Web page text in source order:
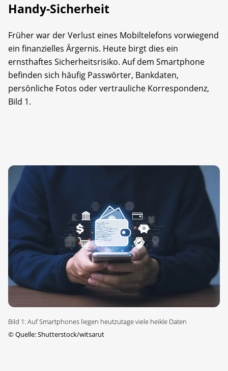
Handy-Sicherheit
Früher war der Verlust eines Mobiltelefons vorwiegend
ein finanzielles Ärgernis. Heute birgt dies ein
ernsthaftes Sicherheitsrisiko. Auf dem Smartphone
befinden sich häufig Passwörter, Bankdaten,
persönliche Fotos oder vertrauliche Korrespondenz,
Bild 1.
Bild 1: Auf Smartphones liegen heutzutage viele heikle Daten
©Quelle: Shutterstock/witsarut